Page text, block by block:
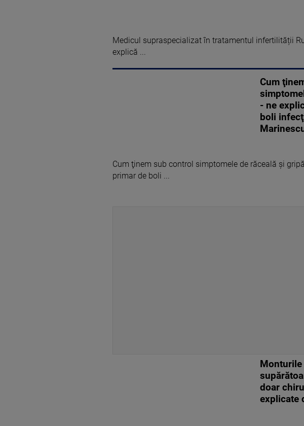
Medicul supraspecializat în tratamentul infertilității
explică ...
Cum
- ne
boli
Cum ţinem sub control simptomele de răceală şi
primar de boli ...
doar
explicate